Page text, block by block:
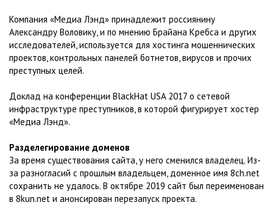
Компания «Медиа Лэнд» принадлежит россиянину
Александру Воловику, и по мнению Брайана Кребса и других
исследователей, используется для хостинга мошеннических
проектов, контрольных панелей ботнетов, вирусов и прочих
преступных целей.
Доклад на конференции BlackHat USA 2017 о сетевой
инфраструктуре преступников, в которой фигурирует хостер
«Медиа Лэнд».
Разделегирование доменов
За время существования сайта, у него сменился владелец. Из-
за разногласий с прошлым владельцем, доменное имя 8ch.net
сохранить не удалось. В октябре 2019 сайт был переименован
в 8kun.net и анонсирован перезапуск проекта.